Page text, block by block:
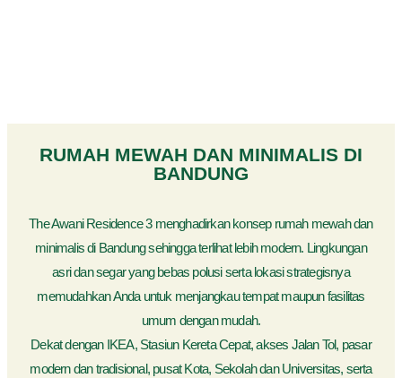
RUMAH MEWAH DAN MINIMALIS DI
BANDUNG
The Awani Residence 3 menghadirkan konsep rumah mewah dan
minimalis di Bandung sehingga terlihat lebih modern. Lingkungan
asri dan segar yang bebas polusi serta lokasi strategisnya
memudahkan Anda untuk menjangkau tempat maupun fasilitas
umum dengan mudah.
Dekat dengan IKEA, Stasiun Kereta Cepat, akses Jalan Tol, pasar
modern dan tradisional, pusat Kota, Sekolah dan Universitas, serta